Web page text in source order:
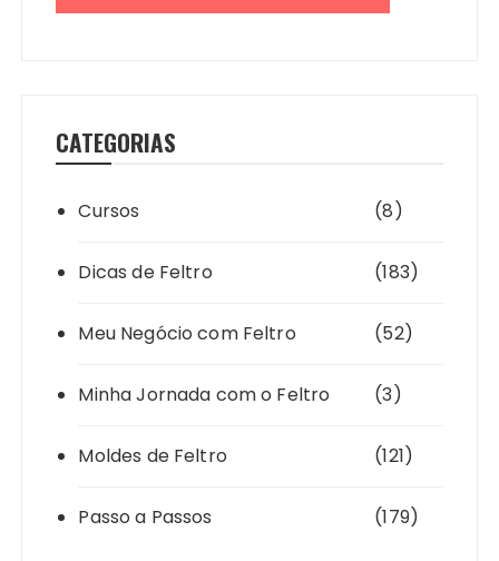
CATEGORIAS
Cursos (8)
Dicas de Feltro (183)
Meu Negócio com Feltro (52)
Minha Jornada com o Feltro (3)
Moldes de Feltro (121)
Passo a Passos (179)